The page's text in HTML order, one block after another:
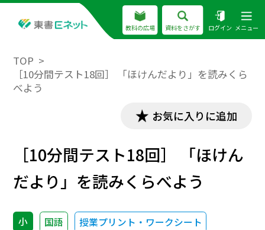
教科の広場 資料をさがす ログイン メニュー
TOP
［10分間テスト18回］ 「ほけんだより」を読みくら
べよう
お気に入りに追加
［10分間テスト18回］ 「ほけん
だより」を読みくらべよう
小 国語 授業プリント・ワークシート